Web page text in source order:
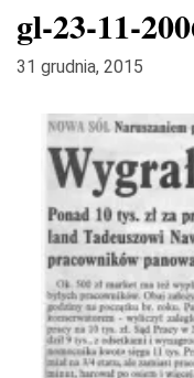
gl-23-11-
31 grudnia, 2015